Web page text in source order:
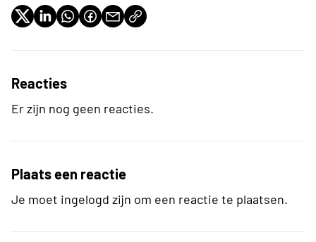
Reacties
Er zijn nog geen reacties.
Plaats een reactie
Je moet ingelogd zijn om een reactie te plaatsen.